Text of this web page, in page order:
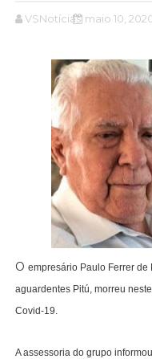
VSNotícias maio 10,
O empresário Paulo Ferrer
aguardentes Pitú, morreu
Covid-19.
A assessoria do grupo